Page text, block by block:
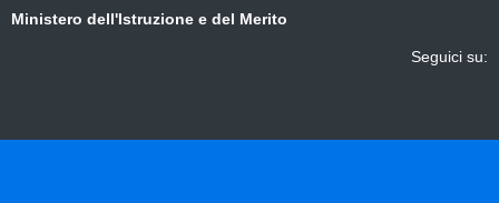
Ministero dell'Istruzione e del Merito
Seguici su: